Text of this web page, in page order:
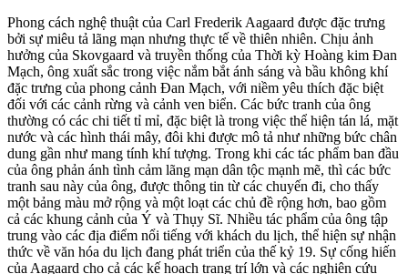
Phong cách nghệ thuật của Carl Frederik Aagaard được đặc trưng
bởi sự miêu tả lãng mạn nhưng thực tế về thiên nhiên. Chịu ảnh
hưởng của Skovgaard và truyền thống của Thời kỳ Hoàng kim Đan
Mạch, ông xuất sắc trong việc nắm bắt ánh sáng và bầu không khí
đặc trưng của phong cảnh Đan Mạch, với niềm yêu thích đặc biệt
đối với các cảnh rừng và cảnh ven biển. Các bức tranh của ông
thường có các chi tiết tỉ mỉ, đặc biệt là trong việc thể hiện tán lá, mặt
nước và các hình thái mây, đôi khi được mô tả như những bức chân
dung gần như mang tính khí tượng. Trong khi các tác phẩm ban đầu
của ông phản ánh tình cảm lãng mạn dân tộc mạnh mẽ, thì các bức
tranh sau này của ông, được thông tin từ các chuyến đi, cho thấy
một bảng màu mở rộng và một loạt các chủ đề rộng hơn, bao gồm
cả các khung cảnh của Ý và Thụy Sĩ. Nhiều tác phẩm của ông tập
trung vào các địa điểm nổi tiếng với khách du lịch, thể hiện sự nhận
thức về văn hóa du lịch đang phát triển của thế kỷ 19. Sự cống hiến
của Aagaard cho cả các kế hoạch trang trí lớn và các nghiên cứu